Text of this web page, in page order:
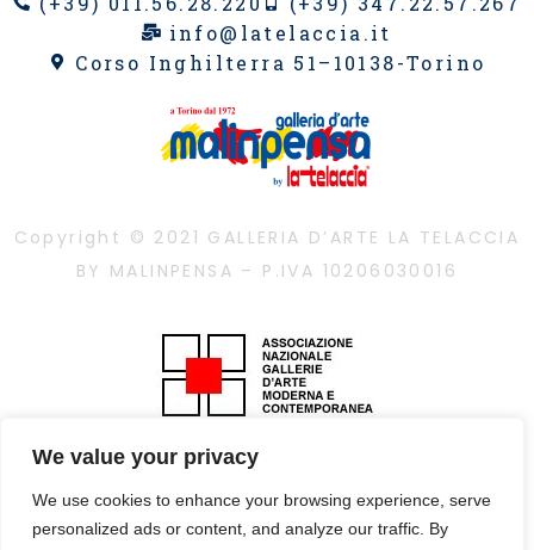
We value your privacy
We use cookies to enhance your browsing experience, serve
personalized ads or content, and analyze our traffic. By
info@latelaccia.it
Corso Inghilterra 51–10138-Torino
Copyright © 2021 GALLERIA D’ARTE LA TELACCIA
BY MALINPENSA – P.IVA 10206030016
È vietata la riproduzione, anche parziale, dei
contenuti con qualsiasi mezzo, compresa la
stampa, se non autorizzata